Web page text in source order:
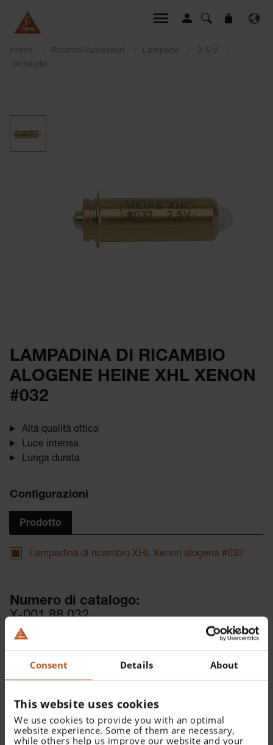
Consent Details About
This website uses cookies
We use cookies to provide you with an optimal
website experience. Some of them are necessary,
while others help us improve our website and your
Home Ricambi/Accessori Lampade
2-5 V
Dettaglio
LAMPADINA DI RICAMBIO
ALOGENE HEINE XHL XENON
#032
Alta qualità ottica
Luce intensa
Lunga durata
Configurazioni
Prodotto
Lampadina di ricambio XHL Xenon alogena #032
Numero di catalogo:
X-001.88.032
Dettagli